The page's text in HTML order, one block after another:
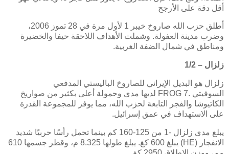
أقل دقة على الأرجح
أطلق حزب الله صاروخ خيبر 1 لأول مرة في 28 تموز 2006،
وضرب مدينة العفولة. وشملت الأهداف اللاحقة حيفا والخضيرة
ومناطق في شمال الضفة الغربية.
زلزال – 1/2
زلزال هو البديل الإيراني للصاروخ الباليستي المدفعي
السوفيتي FROG 7. لديها مدى وحمولة أعلى بكثير من صواريخ
الكاتيوشا والفجر التابعة لحزب الله، مما يوفر للمجموعة القدرة
على الاستهداف في عمق إسرائيل.
يبلغ مدى زلزال -1 من 125-160 كم بينما تحمل رأسًا حربيًا شديد
الانفجار (HE)
يبلغ 600 كغ. يبلغ طولها 8.325 م، وقطر جسمها 610